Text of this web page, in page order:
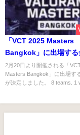
「VCT 2025 Masters
Bangkok」に出場する
が決定
2月20日より開催される「
Masters Bangkok」に出場す
が決定しました。 8 teams. 1